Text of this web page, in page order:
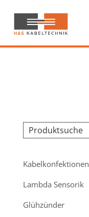
Inhalt
springen
H&S
Kabeltechnik
Kabelkonfektionen
Lambda Sensorik
Glühzünder